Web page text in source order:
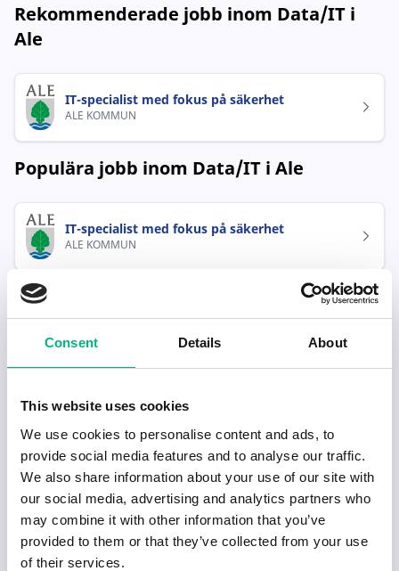
Consent Details About
This website uses cookies
We use cookies to personalise content and ads, to
provide social media features and to analyse our traffic.
We also share information about your use of our site with
our social media, advertising and analytics partners who
may combine it with other information that you’ve
provided to them or that they’ve collected from your use
of their services.
Rekommenderade jobb inom Data/IT i
Ale
IT-specialist med fokus på säkerhet
ALE KOMMUN
Populära jobb inom Data/IT i Ale
IT-specialist med fokus på säkerhet
ALE KOMMUN
Senaste publiceringarna i Jobbnytt
Visa fler artiklar